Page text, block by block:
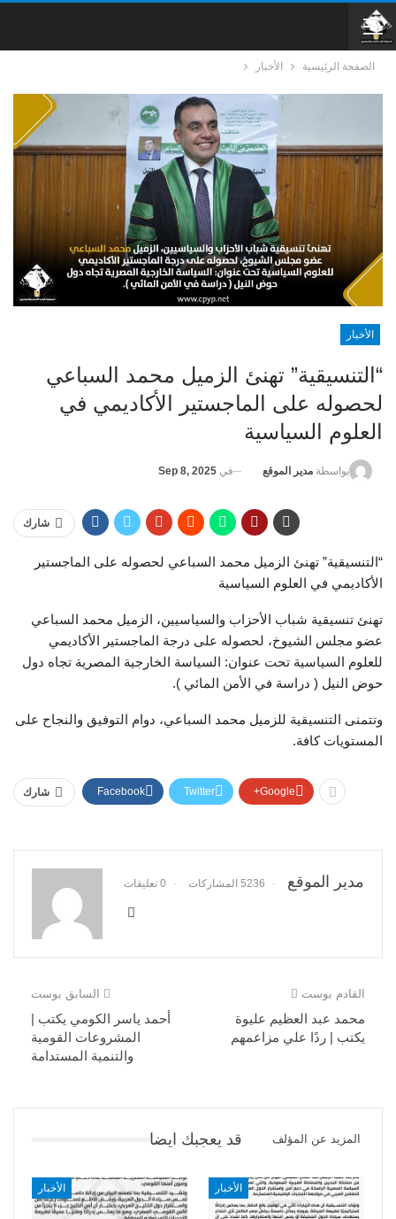
الصفحة الرئيسية الأخبار
الأخبار
“التنسيقية” تهنئ الزميل محمد السباعي
لحصوله على الماجستير الأكاديمي في
العلوم السياسية
بواسطة مدير الموقع في Sep 8, 2025
شارك
“التنسيقية” تهنئ الزميل محمد السباعي لحصوله على الماجستير
الأكاديمي في العلوم السياسية
تهنئ تنسيقية شباب الأحزاب والسياسيين، الزميل محمد السباعي
عضو مجلس الشيوخ، لحصوله على درجة الماجستير الأكاديمي
للعلوم السياسية تحت عنوان: السياسة الخارجية المصرية تجاه دول
حوض النيل ( دراسة في الأمن المائي ).
وتتمنى التنسيقية للزميل محمد السباعي، دوام التوفيق والنجاح على
المستويات كافة.
شارك Facebook Twitter Google+
مدير الموقع 5236 المشاركات 0 تعليقات
السابق بوست
أحمد ياسر الكومي يكتب |
المشروعات القومية
والتنمية المستدامة
القادم بوست
محمد عبد العظيم عليوة
يكتب | ردًا علي مزاعمهم
قد يعجبك ايضا المزيد عن المؤلف
الأخبار الأخبار